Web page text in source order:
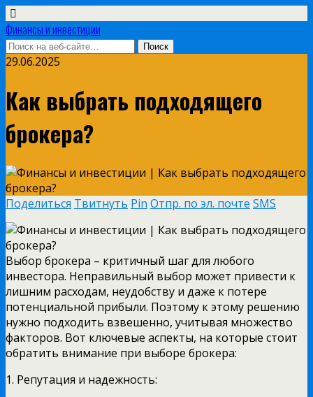
Финансы и инвестиции
29.06.2025
Как выбрать подходящего
брокера?
Поделиться Твитнуть Pin Отпр. по эл. почте SMS
Выбор брокера – критичный шаг для любого
инвестора. Неправильный выбор может привести к
лишним расходам, неудобству и даже к потере
потенциальной прибыли. Поэтому к этому решению
нужно подходить взвешенно, учитывая множество
факторов. Вот ключевые аспекты, на которые стоит
обратить внимание при выборе брокера:
1. Репутация и надежность: